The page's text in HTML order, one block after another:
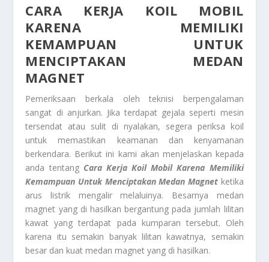
CARA KERJA KOIL MOBIL
KARENA MEMILIKI
KEMAMPUAN UNTUK
MENCIPTAKAN MEDAN
MAGNET
Pemeriksaan berkala oleh teknisi berpengalaman
sangat di anjurkan. Jika terdapat gejala seperti mesin
tersendat atau sulit di nyalakan, segera periksa koil
untuk memastikan keamanan dan kenyamanan
berkendara. Berikut ini kami akan menjelaskan kepada
anda tentang Cara Kerja Koil Mobil Karena Memiliki
Kemampuan Untuk Menciptakan Medan Magnetketika
arus listrik mengalir melaluinya. Besarnya medan
magnet yang di hasilkan bergantung pada jumlah lilitan
kawat yang terdapat pada kumparan tersebut. Oleh
karena itu semakin banyak lilitan kawatnya, semakin
besar dan kuat medan magnet yang di hasilkan.